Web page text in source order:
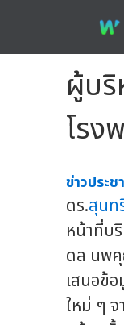
ผู้บ
โรง
ข่าวประ
ดร.สุนท
หน้าที่บ
ดล นพคุ
เสนอข้
ใหม่ ๆ